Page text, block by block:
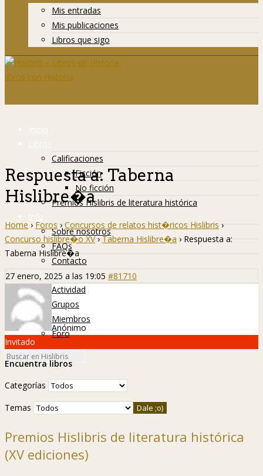
Mis entradas
Mis publicaciones
Libros que sigo
Inicio
Libros
Calificaciones
Ficción
No ficción
Premios Hislibris de literatura histórica
Info
Sobre nosotros
FAQs
Contacto
Hislibreños
Actividad
Grupos
Miembros
Foro
Respuesta a: Taberna
Hislibre�a
Home › Foros › Concursos de relatos hist�ricos Hislibris ›
Concurso hislibre�o XV › Taberna Hislibre�a › Respuesta a:
Taberna Hislibre�a
27 enero, 2025 a las 19:05 #81710
Anónimo
Invitado
Encuentra libros
Categorías
Temas
Premios Hislibris de literatura histórica
(XV ediciones)